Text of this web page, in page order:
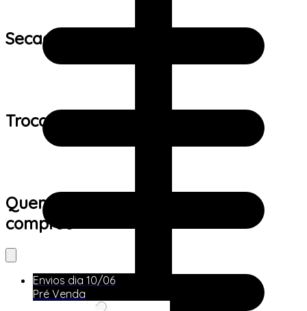
Secagem:
Trocas e devoluções:
Quem viu este produto também
comprou